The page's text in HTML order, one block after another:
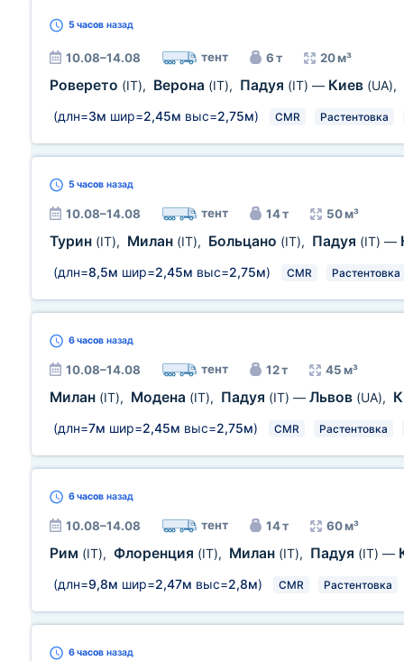
5 часов назад
10.08–14.08 тент 6 т 20 м³
Роверето (IT), Верона (IT), Падуя (IT) — Киев (UA),
(длн=3м шир=2,45м выс=2,75м) CMR Растентовка
5 часов назад
10.08–14.08 тент 14 т 50 м³
Турин (IT), Милан (IT), Больцано (IT), Падуя (IT) —
(длн=8,5м шир=2,45м выс=2,75м) CMR Растентовка
6 часов назад
10.08–14.08 тент 12 т 45 м³
Милан (IT), Модена (IT), Падуя (IT) — Львов (UA),
(длн=7м шир=2,45м выс=2,75м) CMR Растентовка
6 часов назад
10.08–14.08 тент 14 т 60 м³
Рим (IT), Флоренция (IT), Милан (IT), Падуя (IT) —
(длн=9,8м шир=2,47м выс=2,8м) CMR Растентовка
6 часов назад